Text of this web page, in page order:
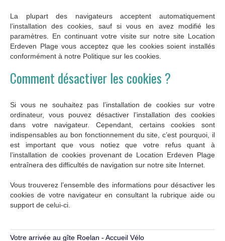
La plupart des navigateurs acceptent automatiquement
l’installation des cookies, sauf si vous en avez modifié les
paramètres. En continuant votre visite sur notre site Location
Erdeven Plage vous acceptez que les cookies soient installés
conformément à notre Politique sur les cookies.
Comment désactiver les cookies ?
Si vous ne souhaitez pas l’installation de cookies sur votre
ordinateur, vous pouvez désactiver l’installation des cookies
dans votre navigateur. Cependant, certains cookies sont
indispensables au bon fonctionnement du site, c’est pourquoi, il
est important que vous notiez que votre refus quant à
l’installation de cookies provenant de Location Erdeven Plage
entraînera des difficultés de navigation sur notre site Internet.
Vous trouverez l’ensemble des informations pour désactiver les
cookies de votre navigateur en consultant la rubrique aide ou
support de celui-ci.
Votre arrivée au gîte Roelan - Accueil Vélo